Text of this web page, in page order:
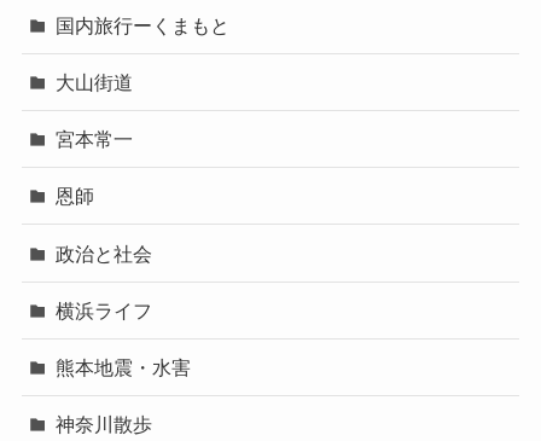
国内旅行ーくまもと
大山街道
宮本常一
恩師
政治と社会
横浜ライフ
熊本地震・水害
神奈川散歩